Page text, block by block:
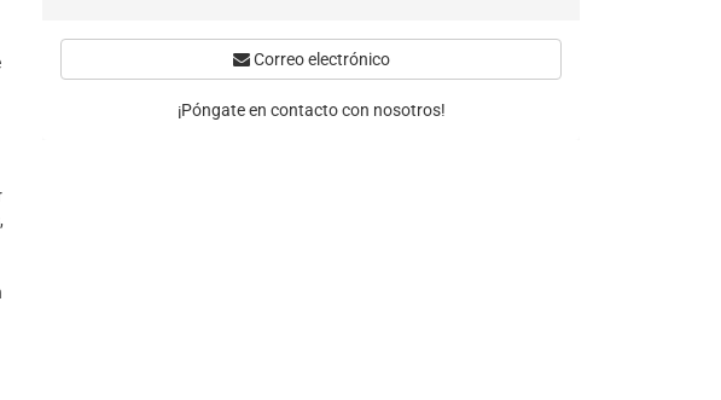
Correo electrónico
¡Póngate en contacto con nosotros!